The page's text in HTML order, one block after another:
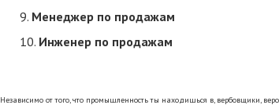
Менеджер по продажам
Инженер по продажам
Независимо от того, что промышленность ты находишься в, вербовщики,